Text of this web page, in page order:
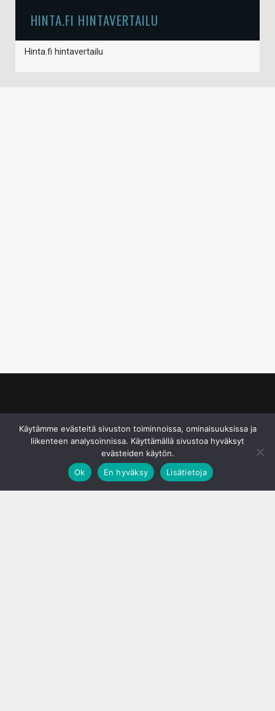
HINTA.FI HINTAVERTAILU
Hinta.fi hintavertailu
Käytämme evästeitä sivuston toiminnoissa, ominaisuuksissa ja
liikenteen analysoinnissa. Käyttämällä sivustoa hyväksyt
evästeiden käytön.
Ok
En hyväksy Lisätietoja